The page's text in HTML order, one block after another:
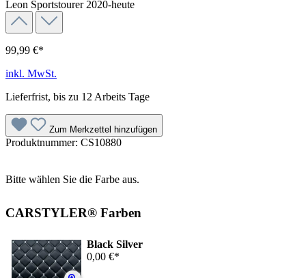
99,99 €*
inkl. MwSt.
Lieferfrist, bis zu 12 Arbeits Tage
Zum Merkzettel hinzufügen
Produktnummer: CS10880
Bitte wählen Sie die Farbe aus.
CARSTYLER® Farben
Black Silver
0,00 €*